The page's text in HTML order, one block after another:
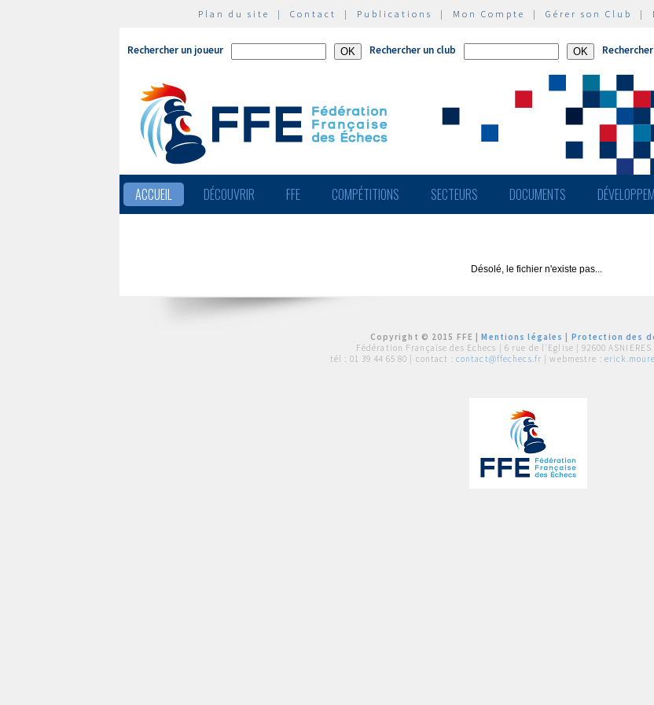
Plan du site | Contact | Publications | Mon Compte | Gérer son Club |
Rechercher un joueur Rechercher un club
ACCUEIL DÉCOUVRIR FFE COMPÉTITIONS SECTEURS DOCUMENTS
Désolé, le fichier n'existe pas...
Copyright © 2015 FFE |Mentions légales
Protection des
Fédération Française des Echecs | 6 rue de l'Eglise | 92600 ASNIERES
tél : 01 39 44 65 80 | contact : contact@ffechecs.fr | webmestre :